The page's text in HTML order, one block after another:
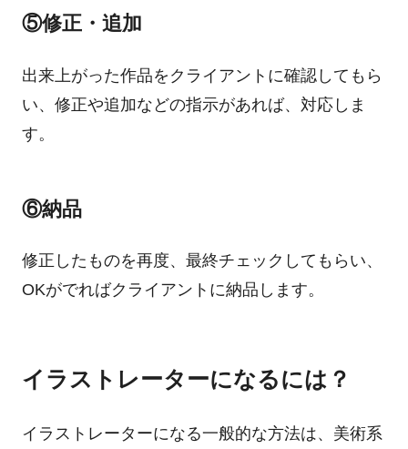
⑤修正・追加
出来上がった作品をクライアントに確認してもら
い、修正や追加などの指示があれば、対応しま
す。
⑥納品
修正したものを再度、最終チェックしてもらい、
OKがでればクライアントに納品します。
イラストレーターになるには？
イラストレーターになる一般的な方法は、美術系